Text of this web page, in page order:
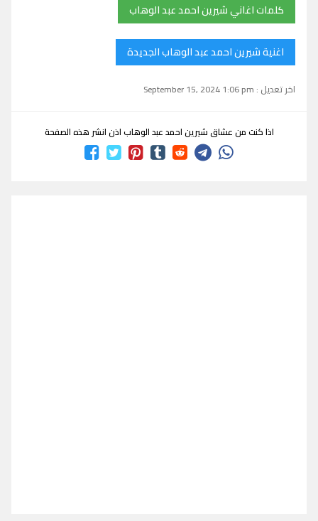
كلمات اغاني شيرين احمد عبد الوهاب
اغنية شيرين احمد عبد الوهاب الجديدة
اخر تعديل : September 15, 2024 1:06 pm
اذا كنت من عشاق شيرين احمد عبد الوهاب اذن انشر هذه الصفحة